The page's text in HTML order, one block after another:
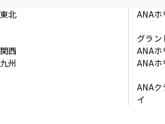
東北 ANAホ
グラン
関西
ANAホ
九州
ANAホ
ANAク
イ